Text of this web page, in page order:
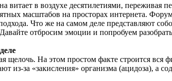
в воздухе десятилетиями, переживая
масштабов на просторах интернета.
Что же на самом деле представляют
отбросим эмоции и попробуем
На этом простом факте строится вся
из-за «закисления» организма (ацидоза), а